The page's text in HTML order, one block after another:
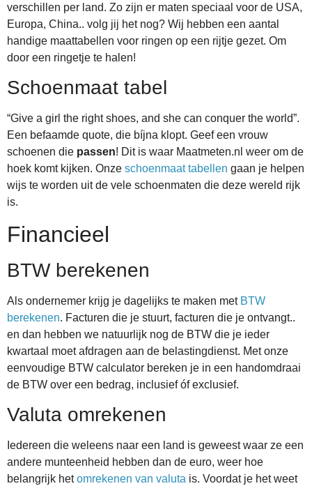
verschillen per land. Zo zijn er maten speciaal voor de USA,
Europa, China.. volg jij het nog? Wij hebben een aantal
handige maattabellen voor ringen op een rijtje gezet. Om
door een ringetje te halen!
Schoenmaat tabel
“Give a girl the right shoes, and she can conquer the world”.
Een befaamde quote, die bíjna klopt. Geef een vrouw
schoenen die passen! Dit is waar Maatmeten.nl weer om de
hoek komt kijken. Onze schoenmaat tabellen gaan je helpen
wijs te worden uit de vele schoenmaten die deze wereld rijk
is.
Financieel
BTW berekenen
Als ondernemer krijg je dagelijks te maken met BTW
berekenen. Facturen die je stuurt, facturen die je ontvangt..
en dan hebben we natuurlijk nog de BTW die je ieder
kwartaal moet afdragen aan de belastingdienst. Met onze
eenvoudige BTW calculator bereken je in een handomdraai
de BTW over een bedrag, inclusief óf exclusief.
Valuta omrekenen
Iedereen die weleens naar een land is geweest waar ze een
andere munteenheid hebben dan de euro, weer hoe
belangrijk hetomrekenen van valuta is. Voordat je het weet